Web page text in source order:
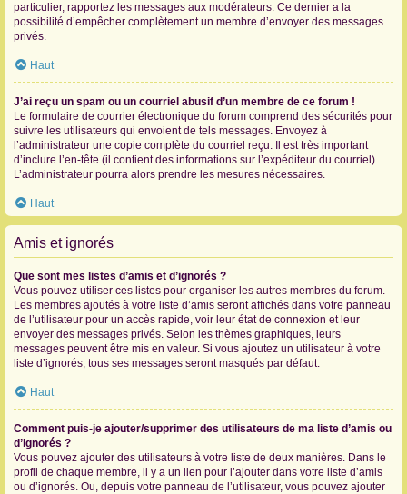
particulier, rapportez les messages aux modérateurs. Ce dernier a la
possibilité d’empêcher complètement un membre d’envoyer des messages
privés.
Haut
J’ai reçu un spam ou un courriel abusif d’un membre de ce forum !
Le formulaire de courrier électronique du forum comprend des sécurités pour
suivre les utilisateurs qui envoient de tels messages. Envoyez à
l’administrateur une copie complète du courriel reçu. Il est très important
d’inclure l’en-tête (il contient des informations sur l’expéditeur du courriel).
L’administrateur pourra alors prendre les mesures nécessaires.
Haut
Amis et ignorés
Que sont mes listes d’amis et d’ignorés ?
Vous pouvez utiliser ces listes pour organiser les autres membres du forum.
Les membres ajoutés à votre liste d’amis seront affichés dans votre panneau
de l’utilisateur pour un accès rapide, voir leur état de connexion et leur
envoyer des messages privés. Selon les thèmes graphiques, leurs
messages peuvent être mis en valeur. Si vous ajoutez un utilisateur à votre
liste d’ignorés, tous ses messages seront masqués par défaut.
Haut
Comment puis-je ajouter/supprimer des utilisateurs de ma liste d’amis ou
d’ignorés ?
Vous pouvez ajouter des utilisateurs à votre liste de deux manières. Dans le
profil de chaque membre, il y a un lien pour l’ajouter dans votre liste d’amis
ou d’ignorés. Ou, depuis votre panneau de l’utilisateur, vous pouvez ajouter